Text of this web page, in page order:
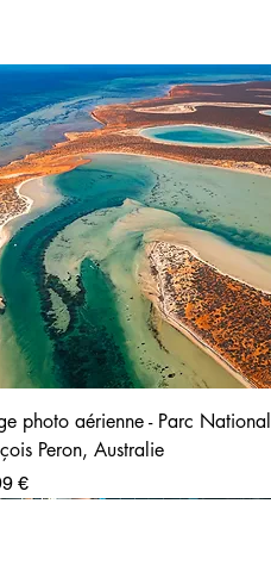
photo aérienne - Parc National
Peron, Australie
€